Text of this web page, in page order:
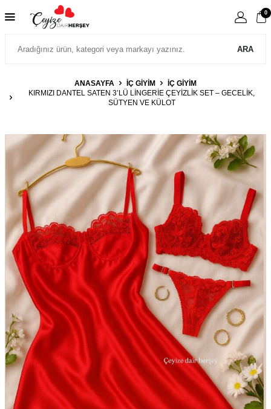
ARA
0
ANASAYFA İÇ GIYIM
İÇ GIYIM
KIRMIZI DANTEL SATEN 3’LÜ LINGERIE ÇEYIZLIK SET – GECELIK,
SÜTYEN VE KÜLOT